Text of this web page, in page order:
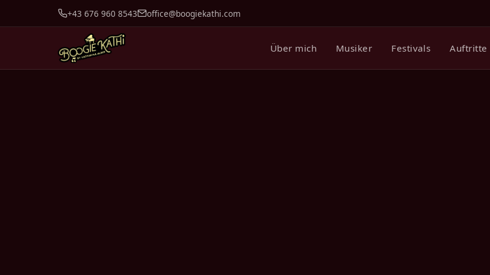
+43 676 960 8543 office@boogiekathi.com
Über mich Musiker Festivals Auftritte